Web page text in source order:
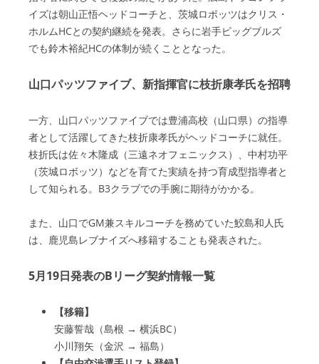
イズは朝山正悟ヘッドコーチと、茨城ロボッツはクリス・
ホルムHCとの契約継続を発表。さらに岩手ビッグブルズ
でも鈴木裕紀HCの体制が続くこととなった。
山口パッツファイブ、新指揮官に枝折康孝氏を招聘
一方、山口パッツファイブでは豊浦高校（山口県）の指導
者として活躍してきた枝折康孝氏がヘッドコーチに就任。
枝折氏は佐々木隆成（三遠ネオフェニックス）、中村功平
（茨城ロボッツ）などを育てた実績を持つ育成型指導者と
して知られる。B3クラブでの手腕に期待がかかる。
また、山口でGM兼スキルコーチを務めていた鮫島和人氏
は、鹿児島レブナイズへ移籍することも発表された。
5月19日発表のBリーグ契約情報一覧
【移籍】
安藤誓哉（島根 → 横浜BC）
小川翔矢（金沢 → 福島）